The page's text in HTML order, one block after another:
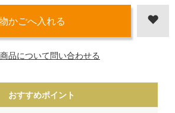
品について問い合わせる
おすすめポイント